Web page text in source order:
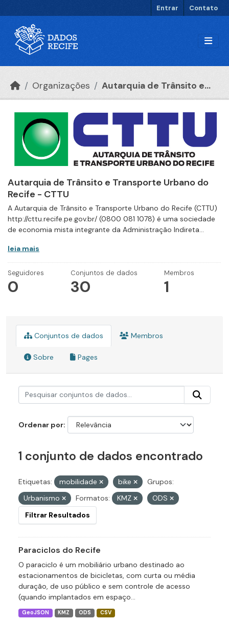
Entrar Contato
Organizações Autarquia de Trânsito e...
Autarquia de Trânsito e Transporte Urbano do
Recife - CTTU
A Autarquia de Trânsito e Transporte Urbano do Recife (CTTU)
http://cttu.recife.pe.gov.br/ (0800 081 1078) é uma sociedade
de economia mista integrante da Administração Indireta...
leia mais
Seguidores
0
Conjuntos de dados
30
Membros
1
Conjuntos de dados Membros
Sobre Pages
Ordenar por
1 conjunto de dados encontrado
Etiquetas: mobilidade bike
Grupos:
Urbanismo
Formatos: KMZ
ODS
Filtrar Resultados
Paraciclos do Recife
O paraciclo é um mobiliário urbano destinado ao
estacionamentos de bicicletas, com curta ou média
duração, de uso público e sem controle de acesso
(quando implantados em espaço...
GeoJSON KMZ ODS CSV